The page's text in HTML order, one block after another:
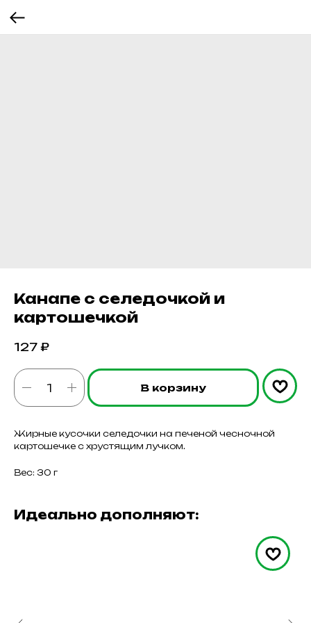
Канапе с селедочкой и
картошечкой
127 ₽
В корзину
Жирные кусочки селедочки на печеной чесночной
картошечке с хрустящим лучком.
Вес: 30 г
Идеально дополняют: